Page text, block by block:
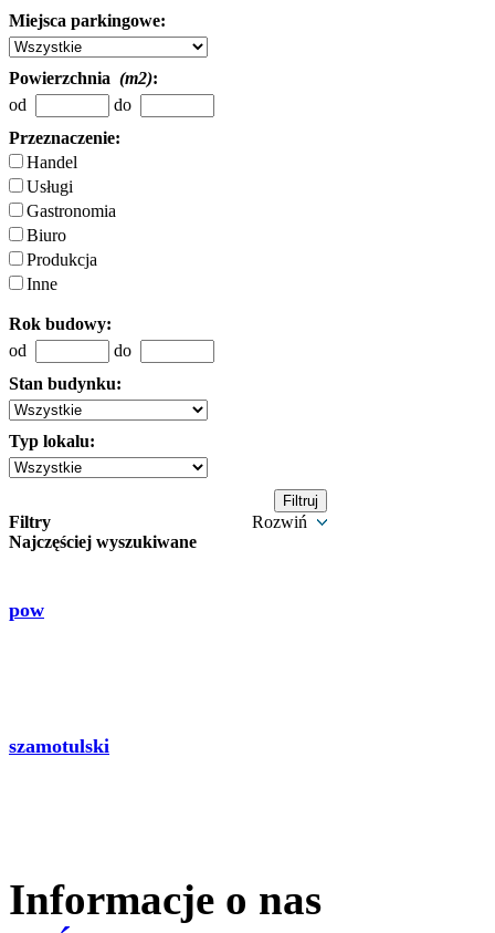
Miejsca parkingowe:
Powierzchnia (m2):
od
do
Przeznaczenie:
Handel
Usługi
Gastronomia
Biuro
Produkcja
Inne
Rok budowy:
od
do
Stan budynku:
Typ lokalu:
Filtry
Rozwiń
Najczęściej wyszukiwane
pow
szamotulski
Informacje o nas